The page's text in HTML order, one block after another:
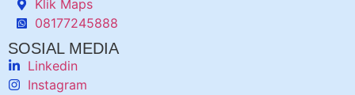
Klik Maps
08177245888
SOSIAL MEDIA
Linkedin
Instagram